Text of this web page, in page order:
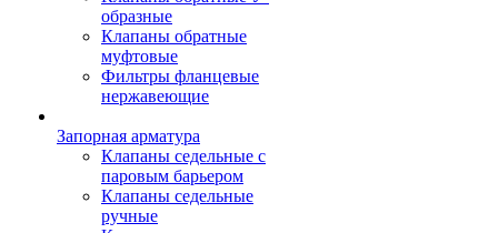
образные
Клапаны обратные
муфтовые
Фильтры фланцевые
нержавеющие
Запорная арматура
Клапаны седельные с
паровым барьером
Клапаны седельные
ручные